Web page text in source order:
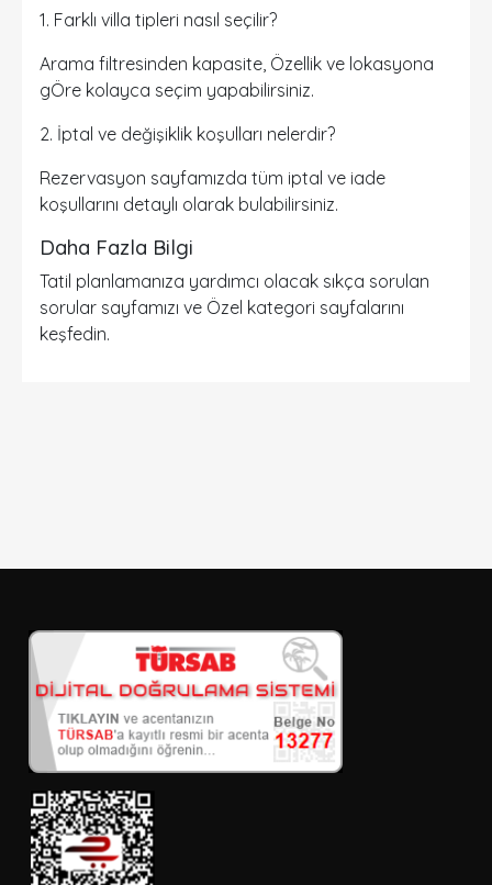
1. Farklı villa tipleri nasıl seçilir?
Arama filtresinden kapasite, Özellik ve lokasyona
gÖre kolayca seçim yapabilirsiniz.
2. İptal ve değişiklik koşulları nelerdir?
Rezervasyon sayfamızda tüm iptal ve iade
koşullarını detaylı olarak bulabilirsiniz.
Daha Fazla Bilgi
Tatil planlamanıza yardımcı olacak sıkça sorulan
sorular sayfamızı ve Özel kategori sayfalarını
keşfedin.
Kişi Sayısı
Konum